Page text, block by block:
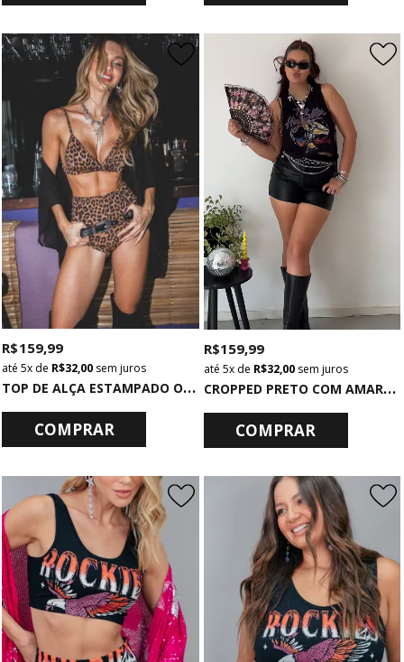
T
OP DE ALÇA ESTAMPADO ONCINHA
R$ 159,99
5x de R$ 32,00 sem juros
COMPRAR
C
ROPPED PRETO COM AMARRAÇÃO HIGHROLLER
R$ 159,99
5xde R$ 32,00sem juros
COMPRAR